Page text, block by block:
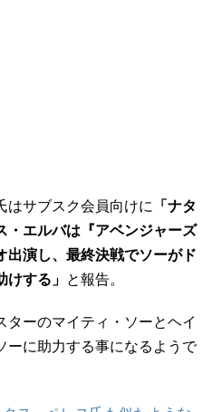
はサブスク会員向けに
「ナタ
・エルバは『アベンジャーズ
出演し、最終決戦でソーがド
する」
と報告。
ターのマイティ・ソーとヘイ
ーに助力する事になるようで